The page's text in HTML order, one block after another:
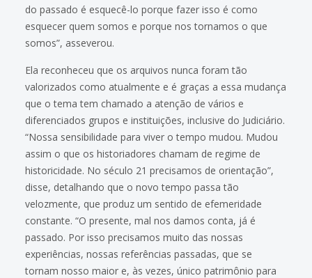
do passado é esquecê-lo porque fazer isso é como
esquecer quem somos e porque nos tornamos o que
somos”, asseverou.
Ela reconheceu que os arquivos nunca foram tão
valorizados como atualmente e é graças a essa mudança
que o tema tem chamado a atenção de vários e
diferenciados grupos e instituições, inclusive do Judiciário.
“Nossa sensibilidade para viver o tempo mudou. Mudou
assim o que os historiadores chamam de regime de
historicidade. No século 21 precisamos de orientação”,
disse, detalhando que o novo tempo passa tão
velozmente, que produz um sentido de efemeridade
constante. “O presente, mal nos damos conta, já é
passado. Por isso precisamos muito das nossas
experiências, nossas referências passadas, que se
tornam nosso maior e, às vezes, único patrimônio para